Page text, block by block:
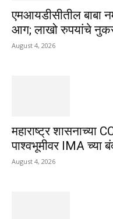
एमआयडीसीतील बाबा
आग; लाखो रुपयांचे
August 4, 2026
महाराष्ट्र शासनाच्या
पाश्वभूमीवर IMA च्या
August 4, 2026